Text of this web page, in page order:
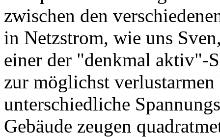
zwischen den
in Netzstrom, wie uns
einer der "denkmal aktiv"-
zur möglichst
unterschiedliche
Gebäude zeugen